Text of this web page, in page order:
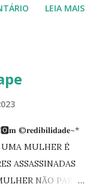
e encerrou a
LEIA MAIS
©️𝐫𝐞𝐝𝐢𝐛𝐢𝐥𝐢𝐝𝐚𝐝𝐞~*
MULHER É
ASSASSINADAS
NÃO PARA